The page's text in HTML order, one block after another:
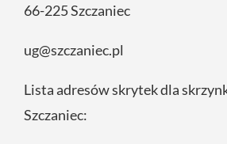
66-225 Szczaniec
ug@szczaniec.pl
Lista adresów skrytek dla
Szczaniec: